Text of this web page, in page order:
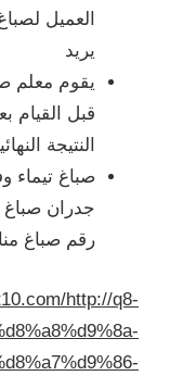
او منزله او أي
الابواب
كي لا يأثر على
ورق جدران صباغ
عبر اتصالك على
http://q8-